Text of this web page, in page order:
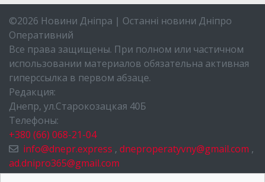
©2026 Новини Дніпра | Останні новини Дніпро
Оперативний
Все права защищены. При полном или частичном
использовании материалов обязательна активная
гиперссылка в первом абзаце.
Редакция:
Днепр, ул.Старокозацкая 40Б
Телефоны:
+380 (66) 068-21-04
info@dnepr.express , dneproperatyvny@gmail.com ,
ad.dnipro365@gmail.com